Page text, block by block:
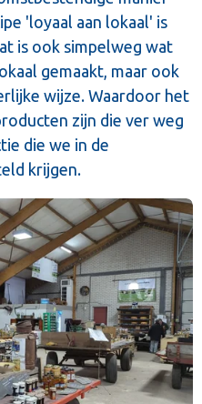
'loyaal aan lokaal' is
is ook simpelweg wat
gemaakt, maar ook
wijze. Waardoor het
zijn die ver weg
die we in de
krijgen.